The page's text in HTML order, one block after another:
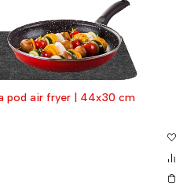
pod air fryer | 44x30 cm